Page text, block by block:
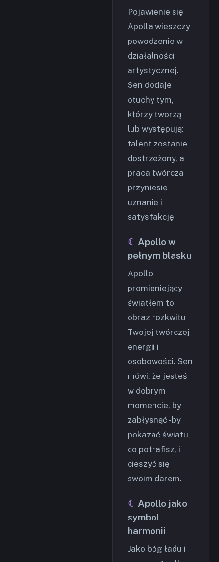
Pojawienie się
Apolla wieszczy
powodzenie w
działalności
artystycznej.
Sen dodaje
otuchy tym,
którzy tworzą
lub występują:
talent zostanie
dostrzeżony, a
praca twórcza
przyniesie
uznanie i
satysfakcję.
Apollo w
pełnym blasku
Apollo
promieniejący
światłem to
obraz rozkwitu
Twojej twórczej
energii i
osobowości. Sen
mówi, że jesteś
w dobrym
momencie, by
zabłysnąć - by
pokazać światu,
co potrafisz, i
cieszyć się
swoim darem.
Apollo jako
symbol
harmonii
Jako bóg ładu i